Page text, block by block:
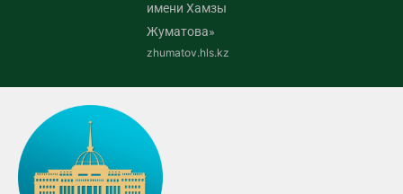
имени Хамзы
Жуматова»
zhumatov.hls.kz